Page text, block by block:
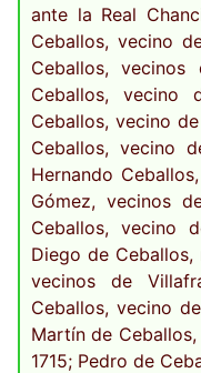
ante la Real
Ceballos, vecino
Ceballos,
Ceballos, vecino
Ceballos, vecino
Ceballos, vecino
Hernando
Gómez, vecinos
Ceballos, vecino
Diego de
vecinos de
Ceballos, vecino
Martín de
1715; Pedro de